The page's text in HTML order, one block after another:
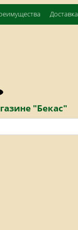
Доставка
"Бекас"